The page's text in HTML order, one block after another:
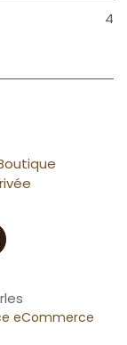
4
eCommerce